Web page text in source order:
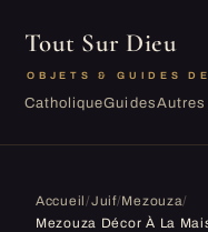
Tout Sur Dieu
OBJETS & GUIDES
CatholiqueGuides
Accueil/Juif/Mezouza/